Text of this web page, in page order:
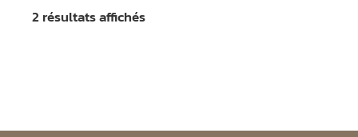
2 résultats affichés